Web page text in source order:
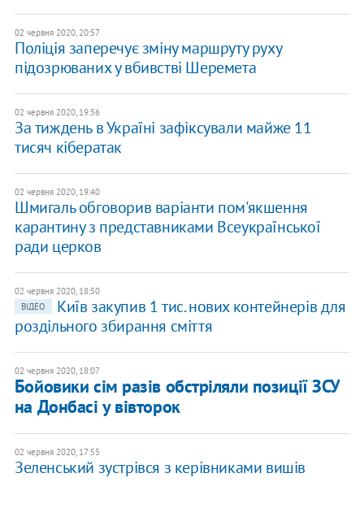
02 червня 2020, 20:57
Поліція заперечує зміну маршруту руху
підозрюваних у вбивстві Шеремета
02 червня 2020, 19:56
За тиждень в Україні зафіксували майже 11
тисяч кібератак
02 червня 2020, 19:40
​Шмигаль обговорив варіанти пом'якшення
карантину з представниками Всеукраїнської
ради церков
02 червня 2020, 18:50
ВІДЕО
Київ закупив 1 тис. нових контейнерів для
роздільного збирання сміття
02 червня 2020, 18:07
Бойовики сім разів обстріляли позиції ЗСУ
на Донбасі у вівторок
02 червня 2020, 17:55
Зеленський зустрівся з керівниками вишів